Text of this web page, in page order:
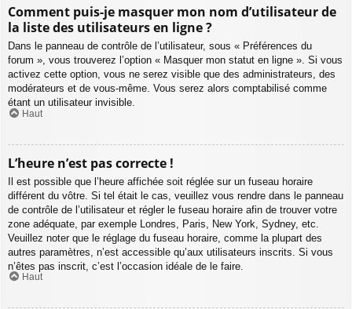
Comment puis-je masquer mon nom d’utilisateur de
la liste des utilisateurs en ligne ?
Dans le panneau de contrôle de l’utilisateur, sous « Préférences du
forum », vous trouverez l’option « Masquer mon statut en ligne ». Si vous
activez cette option, vous ne serez visible que des administrateurs, des
modérateurs et de vous-même. Vous serez alors comptabilisé comme
étant un utilisateur invisible.
Haut
L’heure n’est pas correcte !
Il est possible que l’heure affichée soit réglée sur un fuseau horaire
différent du vôtre. Si tel était le cas, veuillez vous rendre dans le panneau
de contrôle de l’utilisateur et régler le fuseau horaire afin de trouver votre
zone adéquate, par exemple Londres, Paris, New York, Sydney, etc.
Veuillez noter que le réglage du fuseau horaire, comme la plupart des
autres paramètres, n’est accessible qu’aux utilisateurs inscrits. Si vous
n’êtes pas inscrit, c’est l’occasion idéale de le faire.
Haut